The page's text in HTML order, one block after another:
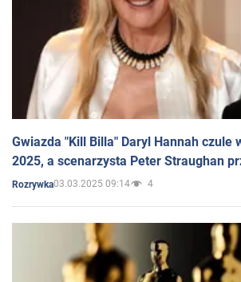
Gwiazda "Kill Billa" Daryl Hannah czule
2025, a scenarzysta Peter Straughan
Rozrywka03.03.2025 09:14 4